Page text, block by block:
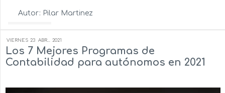
Autor: Pilar Martinez
VIERNES 23 ABR... 2021
Los 7 Mejores Programas de
Contabilidad para autónomos en 2021